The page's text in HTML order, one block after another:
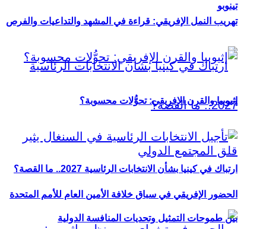
تينوبو
ارتباك في كينيا بشأن الانتخابات الرئاسية 2027.. ما القصة؟
تهريب النمل الإفريقي: قراءة في المشهد والتداعيات والفرص
إثيوبيا والقرن الإفريقي: تحوُّلات محسوبة؟
الحضور الإفريقي في سباق خلافة الأمين العام للأمم المتحدة
بين طموحات التمثيل وتحديات المنافسة الدولية